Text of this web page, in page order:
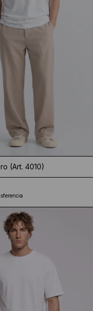
(Art. 4010)